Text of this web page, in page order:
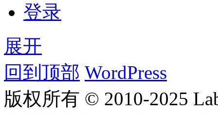
登录
展开
回到顶部 WordPress
版权所有 © 2010-2025